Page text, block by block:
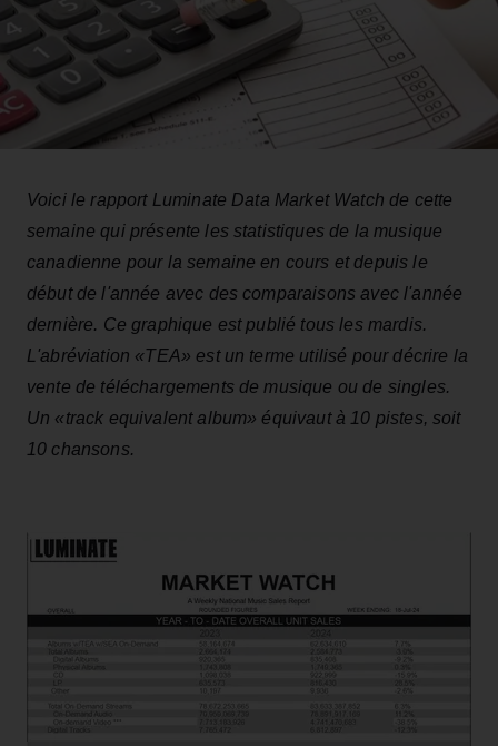
Voici le rapport Luminate Data Market Watch de cette
semaine qui présente les statistiques de la musique
canadienne pour la semaine en cours et depuis le
début de l'année avec des comparaisons avec l'année
dernière. Ce graphique est publié tous les mardis.
L'abréviation «TEA» est un terme utilisé pour décrire la
vente de téléchargements de musique ou de singles.
Un «track equivalent album» équivaut à 10 pistes, soit
10 chansons.